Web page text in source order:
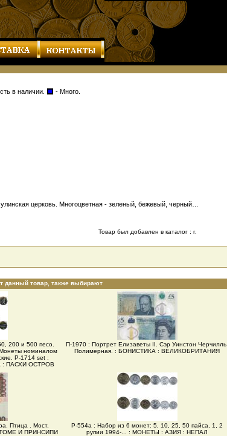
в наличии. - Много.
церковь. Многоцветная - зеленый, бежевый, черный…
Товар был добавлен в каталог : г.
данный товар, также выбирают
200 и 500 песо.
номиналом
Р-1714 set :
ПАСХИ ОСТРОВ
П-1970 : Портрет Елизаветы II. Сэр Уинстон Черчилль.
Полимерная. : БОНИСТИКА : ВЕЛИКОБРИТАНИЯ
Птица . Мост,
ТОМЕ И ПРИНСИПИ
Р-554а : Набор из 6 монет: 5, 10, 25, 50 пайса, 1, 2
рупии 1994-... : МОНЕТЫ : АЗИЯ : НЕПАЛ